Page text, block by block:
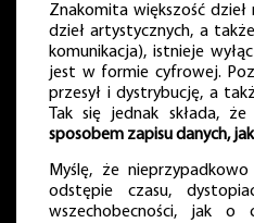
Znakomita większość dzieł
dzieł artystycznych, a
komunikacja), istnieje
jest w formie cyfrowej.
przesył i dystrybucję, a
Tak się jednak składa, że
sposobem zapisu danych,
Myślę, że
odstępie czasu,
wszechobecności, jak o